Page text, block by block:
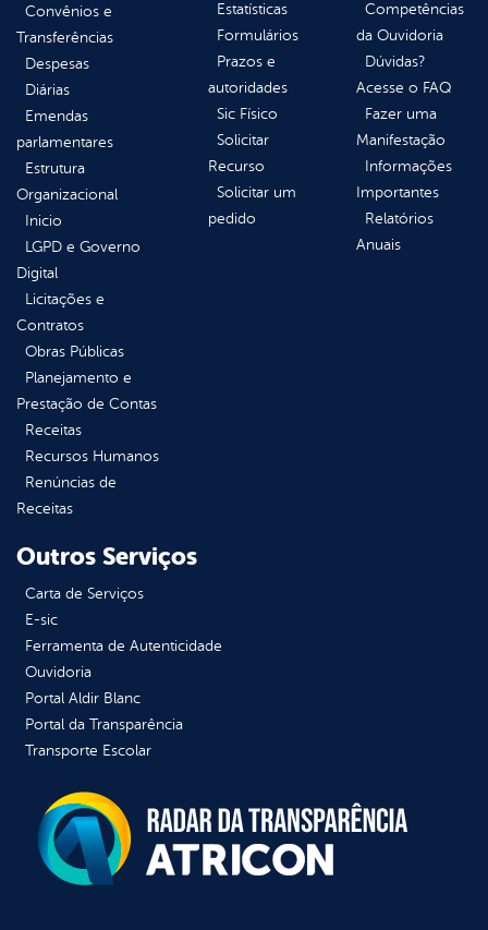
Convênios e
Transferências
Despesas
Diárias
Emendas
parlamentares
Estrutura
Organizacional
Inicio
LGPD e Governo
Digital
Licitações e
Contratos
Obras Públicas
Planejamento e
Prestação de Contas
Receitas
Recursos Humanos
Renúncias de
Receitas
Estatísticas
Formulários
Prazos e
autoridades
Sic Físico
Solicitar
Recurso
Solicitar um
pedido
Competências
da Ouvidoria
Dúvidas?
Acesse o FAQ
Fazer uma
Manifestação
Informações
Importantes
Relatórios
Anuais
Outros Serviços
Carta de Serviços
E-sic
Ferramenta de Autenticidade
Ouvidoria
Portal Aldir Blanc
Portal da Transparência
Transporte Escolar